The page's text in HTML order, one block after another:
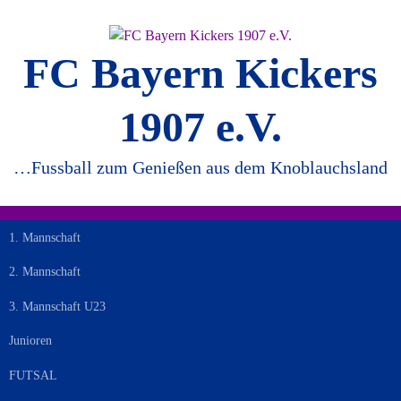
FC Bayern Kickers
1907 e.V.
…Fussball zum Genießen aus dem Knoblauchsland
1. Mannschaft
2. Mannschaft
3. Mannschaft U23
Junioren
FUTSAL